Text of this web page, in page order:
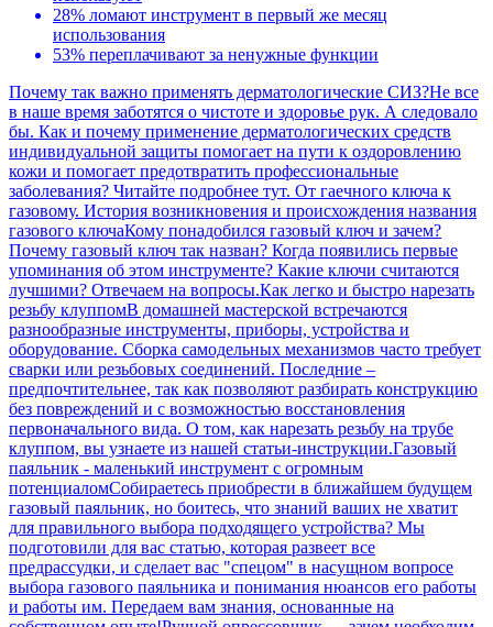
28% ломают инструмент в первый же месяц
использования
53% переплачивают за ненужные функции
Почему так важно применять дерматологические СИЗ?Не все
в наше время заботятся о чистоте и здоровье рук. А следовало
бы. Как и почему применение дерматологических средств
индивидуальной защиты помогает на пути к оздоровлению
кожи и помогает предотвратить профессиональные
заболевания? Читайте подробнее тут. От гаечного ключа к
газовому. История возникновения и происхождения названия
газового ключаКому понадобился газовый ключ и зачем?
Почему газовый ключ так назван? Когда появились первые
упоминания об этом инструменте? Какие ключи считаются
лучшими? Отвечаем на вопросы.Как легко и быстро нарезать
резьбу клуппомВ домашней мастерской встречаются
разнообразные инструменты, приборы, устройства и
оборудование. Сборка самодельных механизмов часто требует
сварки или резьбовых соединений. Последние –
предпочтительнее, так как позволяют разбирать конструкцию
без повреждений и с возможностью восстановления
первоначального вида. О том, как нарезать резьбу на трубе
клуппом, вы узнаете из нашей статьи-инструкции.Газовый
паяльник - маленький инструмент с огромным
потенциаломСобираетесь приобрести в ближайшем будущем
газовый паяльник, но боитесь, что знаний ваших не хватит
для правильного выбора подходящего устройства? Мы
подготовили для вас статью, которая развеет все
предрассудки, и сделает вас "спецом" в насущном вопросе
выбора газового паяльника и понимания нюансов его работы
и работы им. Передаем вам знания, основанные на